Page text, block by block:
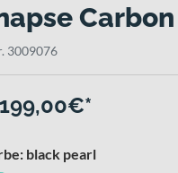
Carbon
3009076
black pearl